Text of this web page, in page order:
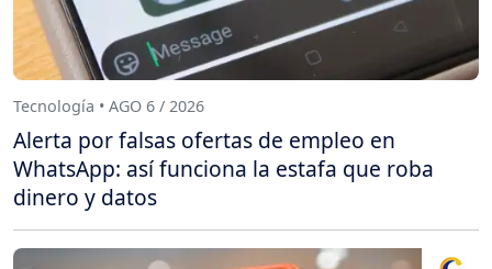
Tecnología • AGO 6 / 2026
Alerta por falsas ofertas de empleo en
WhatsApp: así funciona la estafa que roba
dinero y datos